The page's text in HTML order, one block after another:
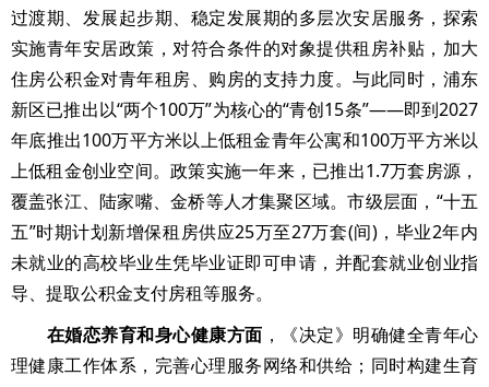
过渡期、发展起步期、稳定发展期的多层次安居服务，探索
实施青年安居政策，对符合条件的对象提供租房补贴，加大
住房公积金对青年租房、购房的支持力度。与此同时，浦东
新区已推出以“两个100万”为核心的“青创15条”——即到2027
年底推出100万平方米以上低租金青年公寓和100万平方米以
上低租金创业空间。政策实施一年来，已推出1.7万套房源，
覆盖张江、陆家嘴、金桥等人才集聚区域。市级层面，“十五
五”时期计划新增保租房供应25万至27万套(间)，毕业2年内
未就业的高校毕业生凭毕业证即可申请，并配套就业创业指
导、提取公积金支付房租等服务。
在婚恋养育和身心健康方面 ，《决定》明确健全青年心
理健康工作体系，完善心理服务网络和供给；同时构建生育